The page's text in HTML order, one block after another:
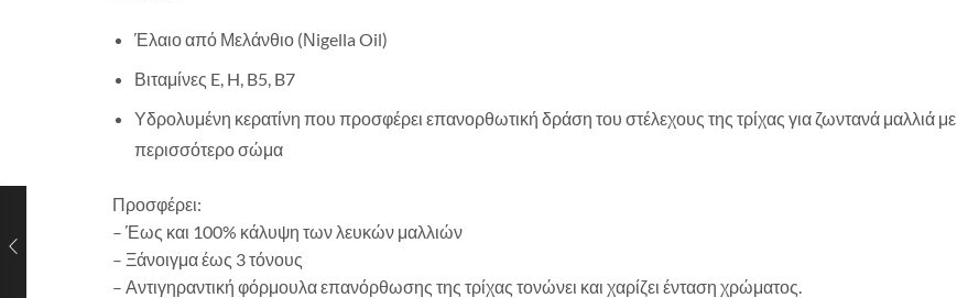
Έλαιο από Μελάνθιο (Νigella Oil)
Βιταμίνες E, H, B5, B7
Υδρολυμένη κερατίνη που προσφέρει επανορθωτική δράση του στέλεχους της τρίχας για ζωντανά μαλλιά με
περισσότερο σώμα
Προσφέρει:
– Έως και 100% κάλυψη των λευκών μαλλιών
– Ξάνοιγμα έως 3 τόνους
– Αντιγηραντική φόρμουλα επανόρθωσης της τρίχας τονώνει και χαρίζει ένταση χρώματος.